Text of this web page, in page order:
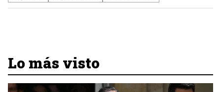
Lo más visto